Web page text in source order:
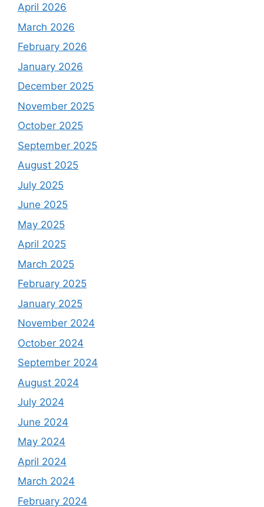
April 2026
March 2026
February 2026
January 2026
December 2025
November 2025
October 2025
September 2025
August 2025
July 2025
June 2025
May 2025
April 2025
March 2025
February 2025
January 2025
November 2024
October 2024
September 2024
August 2024
July 2024
June 2024
May 2024
April 2024
March 2024
February 2024